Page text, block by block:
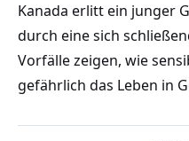
Kanada erlitt ein junger
durch eine sich
Vorfälle zeigen, wie
gefährlich das Leben in